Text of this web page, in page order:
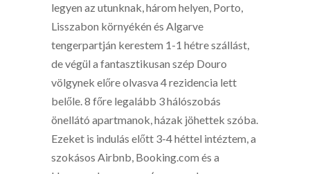
legyen az utunknak, három helyen, Porto,
Lisszabon környékén és Algarve
tengerpartján kerestem 1-1 hétre szállást,
de végül a fantasztikusan szép Douro
völgynek előre olvasva 4 rezidencia lett
belőle. 8 főre legalább 3 hálószobás
önellátó apartmanok, házak jöhettek szóba.
Ezeket is indulás előtt 3-4 héttel intéztem, a
szokásos Airbnb, Booking.com és a